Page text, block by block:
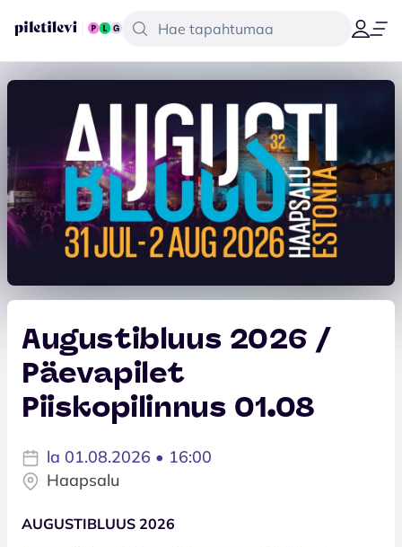
Augustibluus 2026 /
Päevapilet
Piiskopilinnus 01.08
la 01.08.2026 • 16:00
Haapsalu
AUGUSTIBLUUS 2026